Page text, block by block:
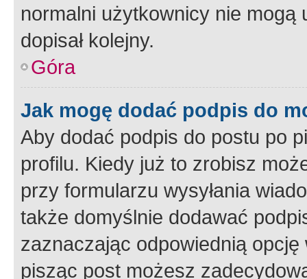
normalni użytkownicy nie
dopisał kolejny.
Góra
Jak mogę dodać podpis do
Aby dodać podpis do postu po
profilu. Kiedy już to zrobisz
przy formularzu wysyłania
także domyślnie dodawać
zaznaczając odpowiednią
pisząc post możesz